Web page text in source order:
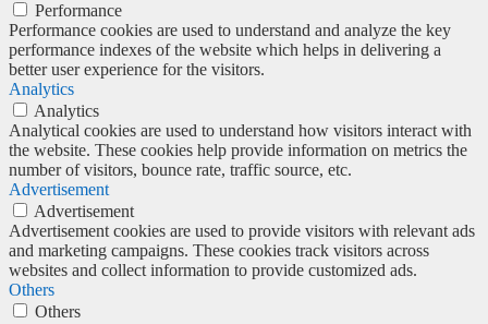
Performance
Performance cookies are used to understand and analyze the key
performance indexes of the website which helps in delivering a
better user experience for the visitors.
Analytics
Analytics
Analytical cookies are used to understand how visitors interact with
the website. These cookies help provide information on metrics the
number of visitors, bounce rate, traffic source, etc.
Advertisement
Advertisement
Advertisement cookies are used to provide visitors with relevant ads
and marketing campaigns. These cookies track visitors across
websites and collect information to provide customized ads.
Others
Others